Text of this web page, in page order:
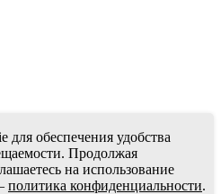
обеспечения удобства
Продолжая
на использование
политика конфиденциальности.